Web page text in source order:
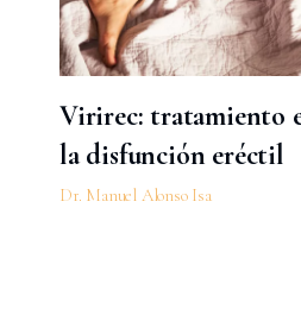
Virirec: tratamiento
la disfunción eréctil
Dr. Manuel Alonso Isa